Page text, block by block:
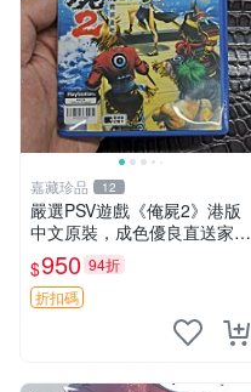
嘉藏珍品 12
嚴選PSV遊戲《俺屍2》港版
中文原裝，成色優良直送家門
口 俺屍2 PSV 港版 中文
$950 94折
折扣碼